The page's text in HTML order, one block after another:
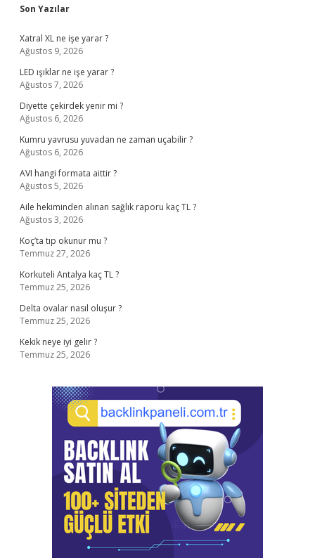
Sidebar
Son Yazılar
Xatral XL ne işe yarar ?
Ağustos 9, 2026
LED ışıklar ne işe yarar ?
Ağustos 7, 2026
Diyette çekirdek yenir mi ?
Ağustos 6, 2026
Kumru yavrusu yuvadan ne zaman uçabilir ?
Ağustos 6, 2026
AVI hangi formata aittir ?
Ağustos 5, 2026
Aile hekiminden alınan sağlık raporu kaç TL ?
Ağustos 3, 2026
Koç’ta tıp okunur mu ?
Temmuz 27, 2026
Korkuteli Antalya kaç TL ?
Temmuz 25, 2026
Delta ovalar nasıl oluşur ?
Temmuz 25, 2026
Kekik neye iyi gelir ?
Temmuz 25, 2026